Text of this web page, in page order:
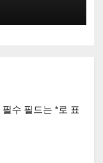
필수 필드는 *로 표